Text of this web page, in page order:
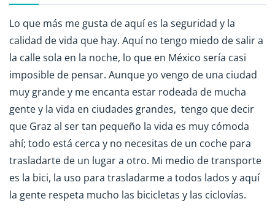
Lo que más me gusta de aquí es la seguridad y la
calidad de vida que hay. Aquí no tengo miedo de salir a
la calle sola en la noche, lo que en México sería casi
imposible de pensar. Aunque yo vengo de una ciudad
muy grande y me encanta estar rodeada de mucha
gente y la vida en ciudades grandes, tengo que decir
que Graz al ser tan pequeño la vida es muy cómoda
ahí; todo está cerca y no necesitas de un coche para
trasladarte de un lugar a otro. Mi medio de transporte
es la bici, la uso para trasladarme a todos lados y aquí
la gente respeta mucho las bicicletas y las ciclovías.